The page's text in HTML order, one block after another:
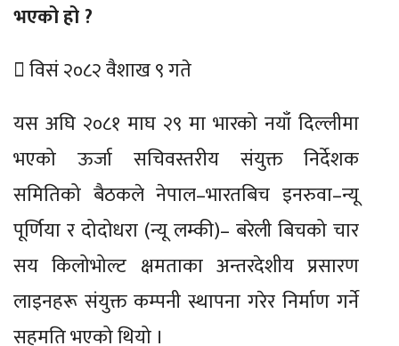
भएको हो ?
 विसं २०८२ वैशाख ९ गते
यस अघि २०८१ माघ २९ मा भारको नयाँ दिल्लीमा
भएको ऊर्जा सचिवस्तरीय संयुक्त निर्देशक
समितिको बैठकले नेपाल–भारतबिच इनरुवा–न्यू
पूर्णिया र दोदोधरा (न्यू लम्की)– बरेली बिचको चार
सय किलोभोल्ट क्षमताका अन्तरदेशीय प्रसारण
लाइनहरू संयुक्त कम्पनी स्थापना गरेर निर्माण गर्ने
सहमति भएको थियो ।